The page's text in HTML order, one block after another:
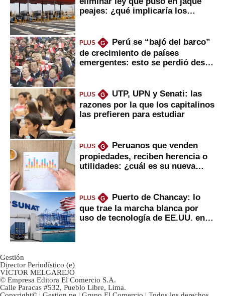
peajes: ¿qué implicaría los
PLUS G
Perú se “bajó del barco”
de crecimiento de países
emergentes: esto se perdió desde
PLUS G
UTP, UPN y Senati: las
razones por la que los capitalinos
las prefieren para estudiar
PLUS G
Peruanos que venden
propiedades, reciben herencia o
utilidades: ¿cuál es su nueva
PLUS G
Puerto de Chancay: lo
que trae la marcha blanca por
uso de tecnología de EE.UU. en
Gestión
Director Periodístico (e)
VÍCTOR MELGAREJO
© Empresa Editora El Comercio S.A.
Calle Paracas #532, Pueblo Libre, Lima.